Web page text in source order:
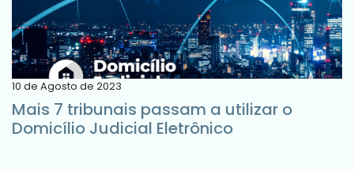
10 de Agosto de 2023
Mais 7 tribunais passam a utilizar o
Domicílio Judicial Eletrônico